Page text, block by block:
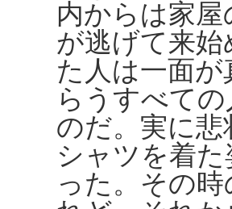
内からは家
が逃げて来
た人は一面
らうすべて
のだ。実に
シャツを着
った。その